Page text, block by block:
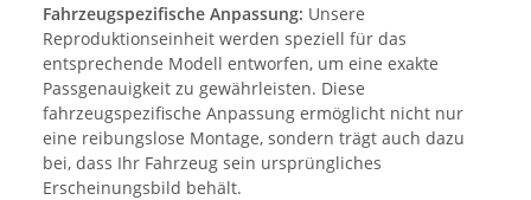
Fahrzeugspezifische Anpassung: Unsere
Reproduktionseinheit werden speziell für das
entsprechende Modell entworfen, um eine exakte
Passgenauigkeit zu gewährleisten. Diese
fahrzeugspezifische Anpassung ermöglicht nicht nur
eine reibungslose Montage, sondern trägt auch dazu
bei, dass Ihr Fahrzeug sein ursprüngliches
Erscheinungsbild behält.